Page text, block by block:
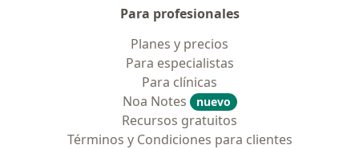
Para profesionales
Planes y precios
Para especialistas
Para clínicas
Noa Notes
nuevo
Recursos gratuitos
Términos y Condiciones para clientes